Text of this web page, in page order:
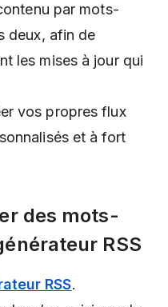
par mots-
deux, afin de
les mises à jour qui
vos propres flux
et à fort
des mots-
RSS
RSS.